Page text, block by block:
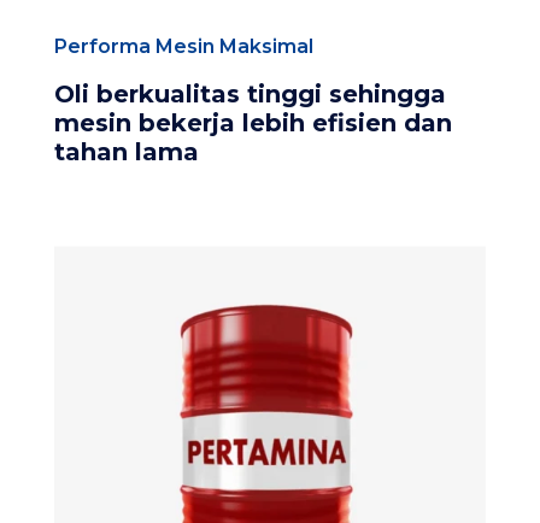
Performa Mesin Maksimal
Oli berkualitas tinggi sehingga
mesin bekerja lebih efisien dan
tahan lama​